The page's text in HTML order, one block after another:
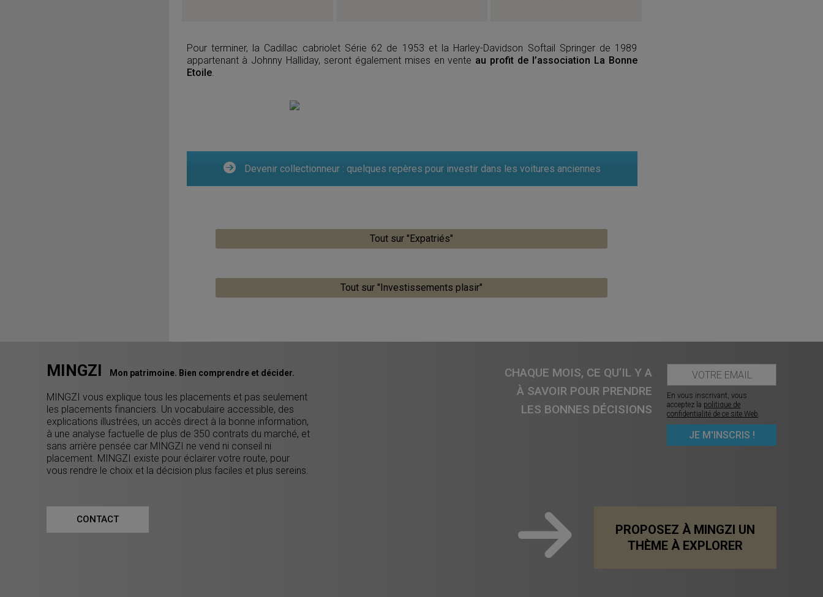
Pour terminer, la Cadillac cabriolet Série 62 de 1953 et la Harley-Davidson Softail Springer de 1989
appartenant à Johnny Halliday, seront également mises en vente au profit de l’association La Bonne
Etoile.
Devenir collectionneur : quelques repères pour investir dans les voitures anciennes
Tout sur "Expatriés"
Tout sur "Investissements plasir"
MINGZI Mon patrimoine. Bien comprendre et décider.
MINGZI vous explique tous les placements et pas seulement
les placements financiers. Un vocabulaire accessible, des
explications illustrées, un accès direct à la bonne information,
à une analyse factuelle de plus de 350 contrats du marché, et
sans arrière pensée car MINGZI ne vend ni conseil ni
placement. MINGZI existe pour éclairer votre route, pour
vous rendre le choix et la décision plus faciles et plus sereins.
CHAQUE MOIS, CE QU’IL Y A
À SAVOIR POUR PRENDRE
LES BONNES DÉCISIONS
En vous inscrivant, vous
acceptez la politique de
confidentialité de ce site Web.
CONTACT
PROPOSEZ À MINGZI UN
THÈME À EXPLORER